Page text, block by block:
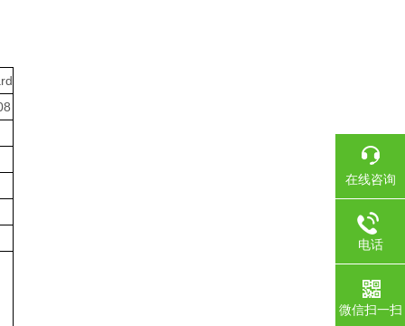
在线咨询
电话
微信扫一扫